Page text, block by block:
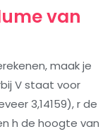
van
maak je
V staat voor
3,14159), r de
h de hoogte van